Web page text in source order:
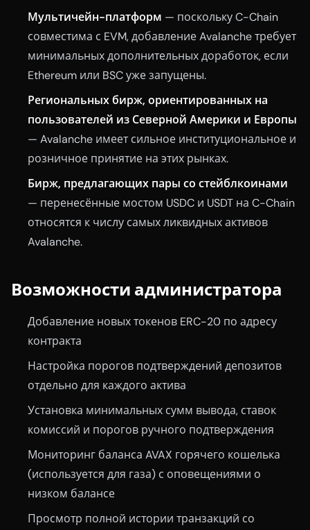
Мультичейн-платформ — поскольку C-Chain
совместима с EVM, добавление Avalanche требует
минимальных дополнительных доработок, если
Ethereum или BSC уже запущены.
Региональных бирж, ориентированных на
пользователей из Северной Америки и Европы
— Avalanche имеет сильное институциональное и
розничное принятие на этих рынках.
Бирж, предлагающих пары со стейблкоинами
— перенесённые мостом USDC и USDT на C-Chain
относятся к числу самых ликвидных активов
Avalanche.
Возможности администратора
Добавление новых токенов ERC-20 по адресу
контракта
Настройка порогов подтверждений депозитов
отдельно для каждого актива
Установка минимальных сумм вывода, ставок
комиссий и порогов ручного подтверждения
Мониторинг баланса AVAX горячего кошелька
(используется для газа) с оповещениями о
низком балансе
Просмотр полной истории транзакций со